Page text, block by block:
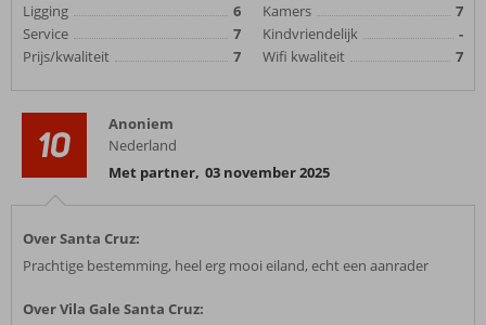
Ligging
6
Service
7
Prijs/kwaliteit
7
Kamers
7
Kindvriendelijk
-
Wifi kwaliteit
7
10
Anoniem
Nederland
Met partner, 03 november 2025
Over Santa Cruz:
Prachtige bestemming, heel erg mooi eiland, echt een aanrader
Over Vila Gale Santa Cruz: